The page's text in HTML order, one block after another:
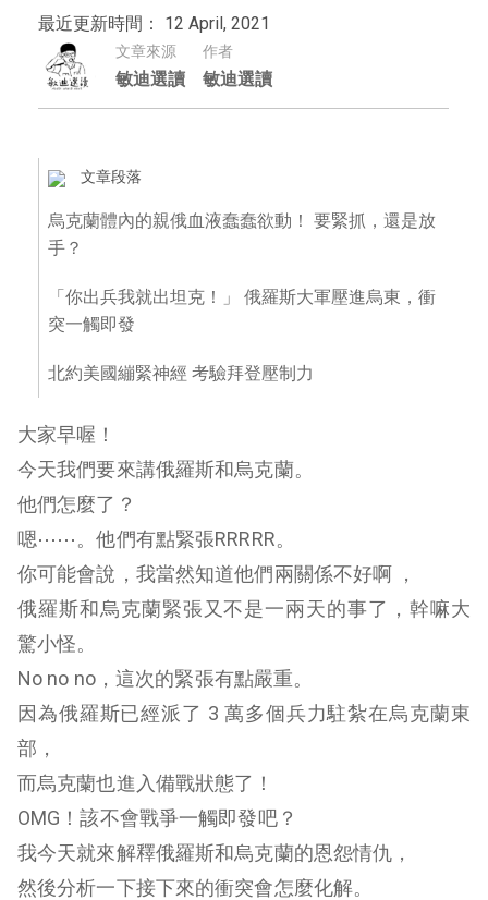
最近更新時間： 12 April, 2021
文章來源
敏迪選讀
作者
敏迪選讀
文章段落
烏克蘭體內的親俄血液蠢蠢欲動！ 要緊抓，還是放
手？
「你出兵我就出坦克！」 俄羅斯大軍壓進烏東，衝
突一觸即發
北約美國繃緊神經 考驗拜登壓制力
大家早喔！
今天我們要來講俄羅斯和烏克蘭。
他們怎麼了？
嗯⋯⋯。他們有點緊張RRRRR。
你可能會說，我當然知道他們兩關係不好啊 ，
俄羅斯和烏克蘭緊張又不是一兩天的事了，幹嘛大
驚小怪。
No no no，這次的緊張有點嚴重。
因為俄羅斯已經派了 3 萬多個兵力駐紮在烏克蘭東
部，
而烏克蘭也進入備戰狀態了！
OMG！該不會戰爭一觸即發吧？
我今天就來解釋俄羅斯和烏克蘭的恩怨情仇，
然後分析一下接下來的衝突會怎麼化解。